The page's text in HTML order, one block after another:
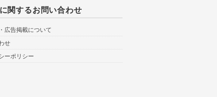
関するお問い合わせ
広告掲載について
せ
ーポリシー